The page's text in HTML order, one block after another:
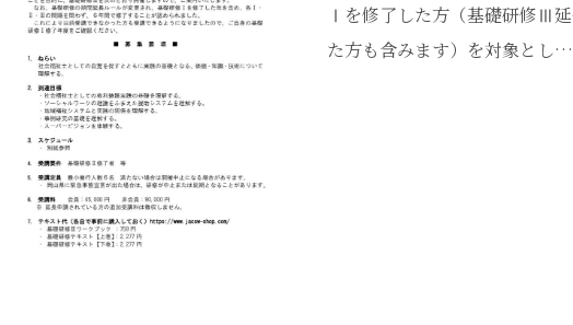
Ⅰを修了した方（基礎研修Ⅲ
た方も含みます）を対象とし…